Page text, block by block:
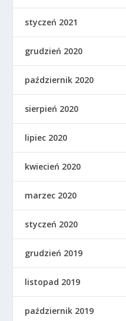
styczeń 2021
grudzień 2020
październik 2020
sierpień 2020
lipiec 2020
kwiecień 2020
marzec 2020
styczeń 2020
grudzień 2019
listopad 2019
październik 2019